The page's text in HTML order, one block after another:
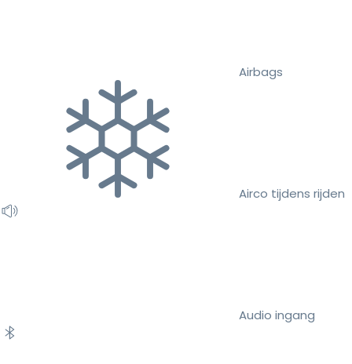
Airbags
Airco tijdens rijden
Audio ingang